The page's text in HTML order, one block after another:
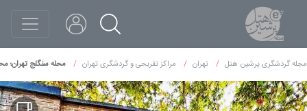
مجله گردشگری پرشین هتل تهران مراکز تفریحی و گردشگری تهران محله سنگلج تهران؛